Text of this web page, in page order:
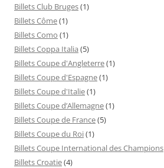
Billets Club Bruges(1)
Billets Côme(1)
Billets Como (1)
Billets Coppa Italia (5)
Billets Coupe d'Angleterre(1)
Billets Coupe d'Espagne(1)
Billets Coupe d'Italie(1)
Billets Coupe d’Allemagne(1)
Billets Coupe de France(5)
Billets Coupe du Roi(1)
Billets Coupe International des Champions
Billets Croatie(4)